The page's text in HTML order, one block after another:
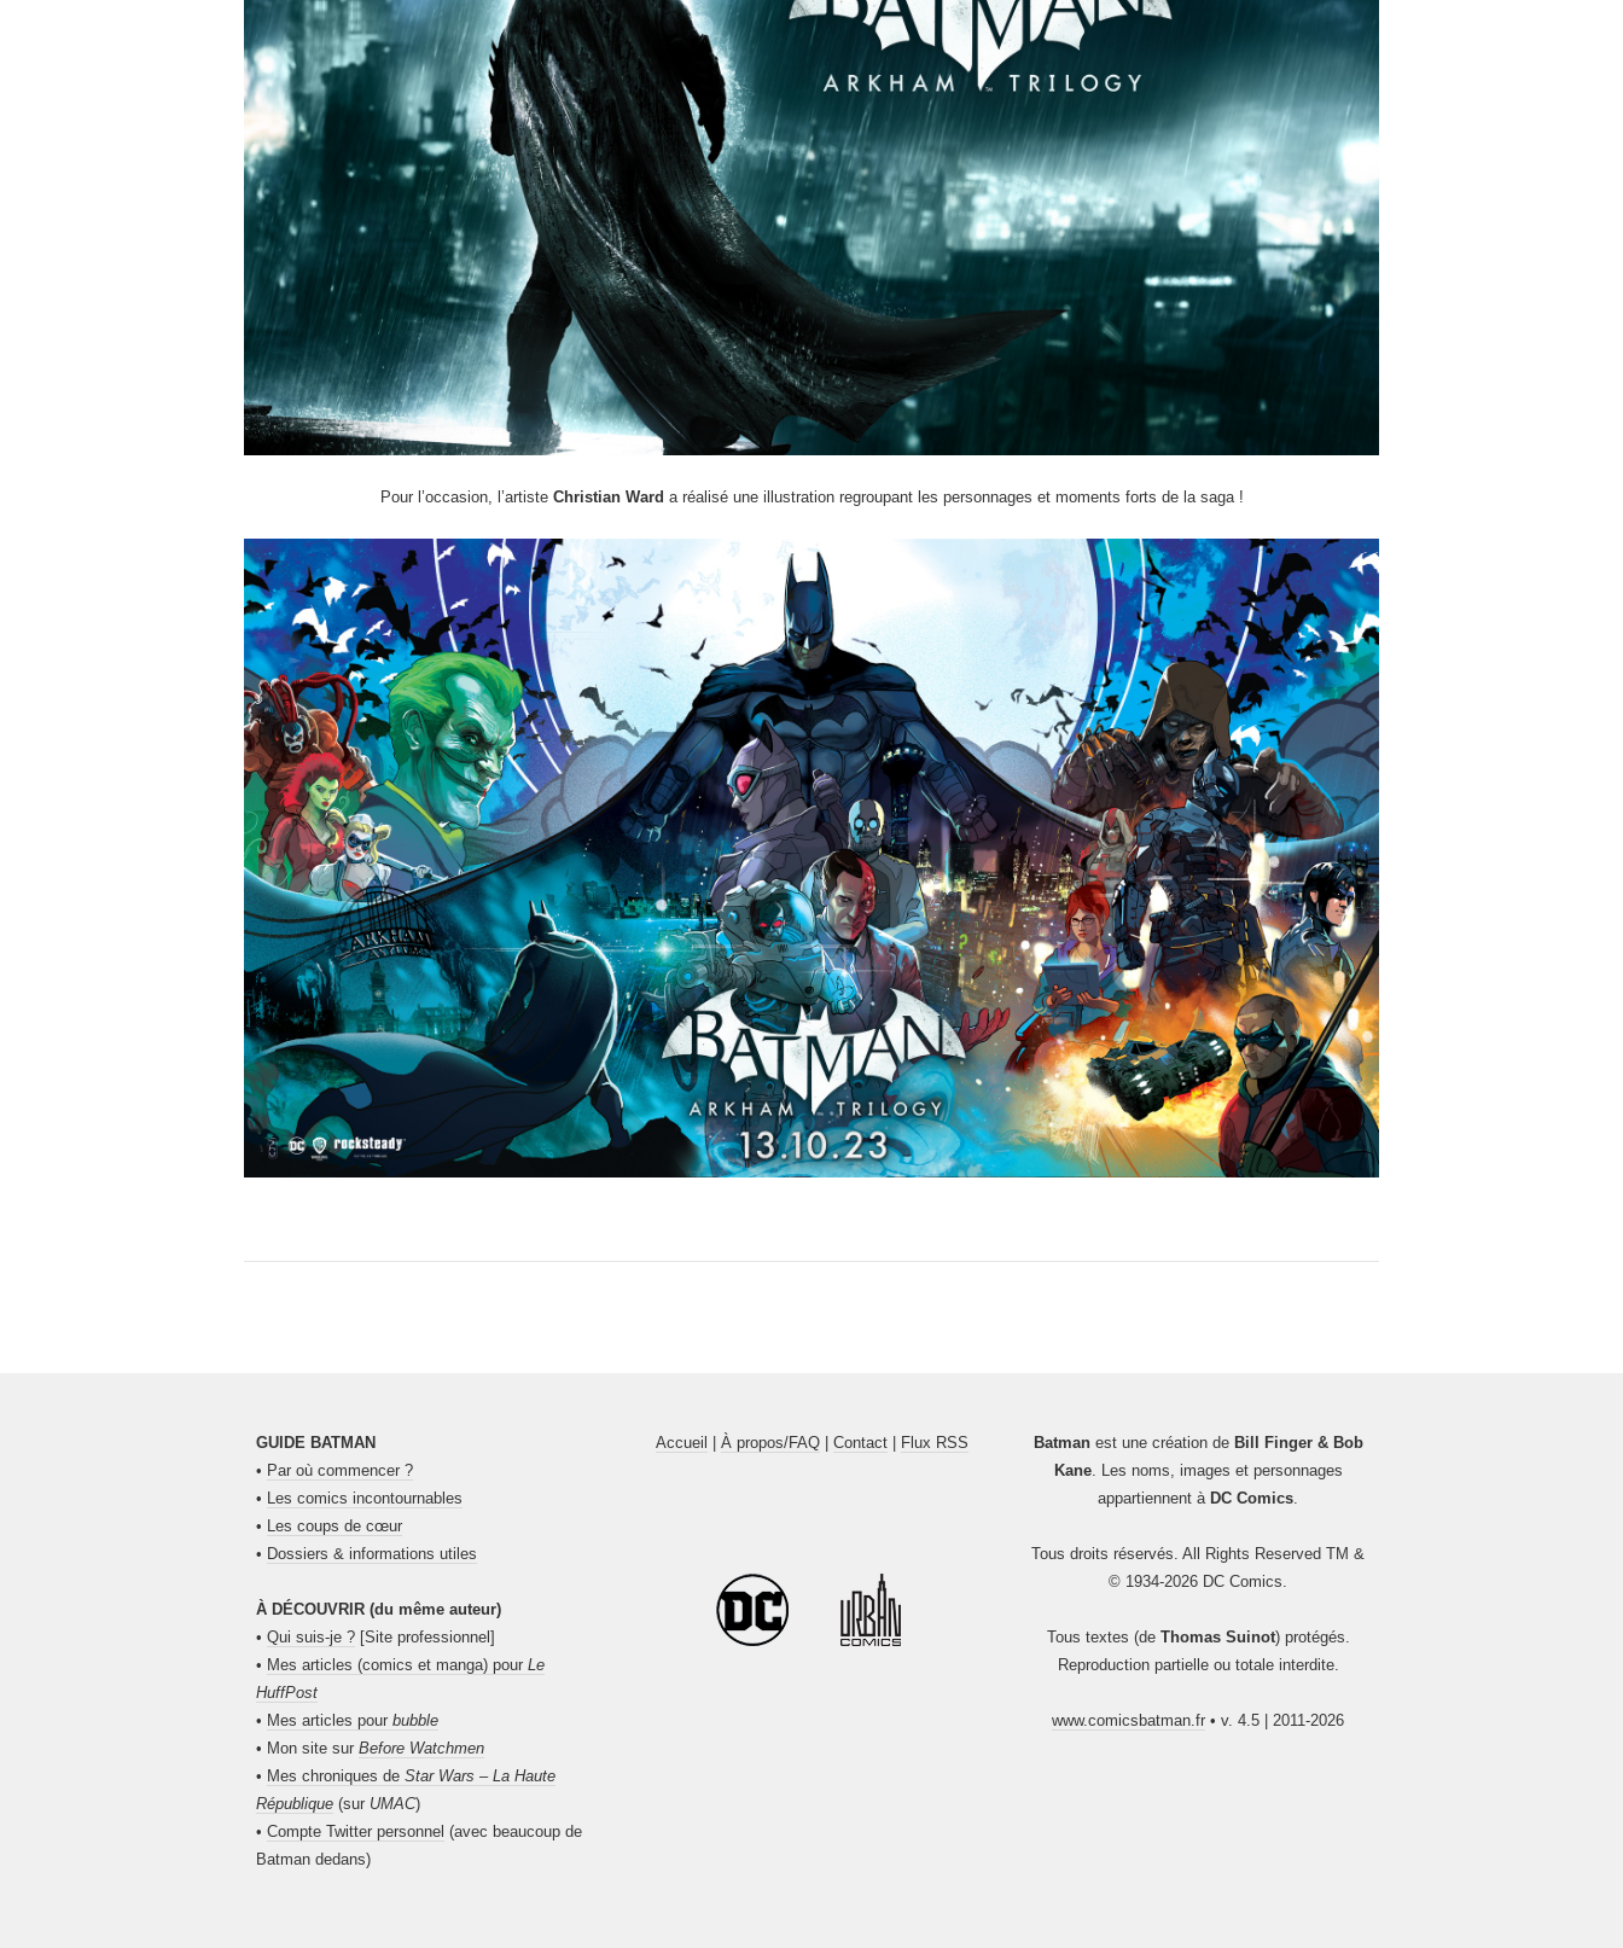
Pour l’occasion, l’artiste Christian Ward a réalisé une illustration regroupant les personnages et moments forts de la saga !
GUIDE BATMAN
• Par où commencer ?
•
Les comics incontournables
•
Les coups de cœur
• Dossiers & informations utiles
À DÉCOUVRIR (du même auteur)
• Qui suis-je ? [Site professionnel]
• Mes articles (comics et manga) pour Le
HuffPost
• Mes articles pour bubble
• Mon site sur Before Watchmen
• Mes chroniques de Star Wars – La Haute
République (sur UMAC)
• Compte Twitter personnel (avec beaucoup de
Batman dedans)
Accueil À propos/FAQ| Contact| Flux RSS Batmanest une création de Bill Finger & Bob
Kane. Les noms, images et personnages
appartiennent à DC Comics
Tous droits réservés. All Rights Reserved TM &
© 1934-2026 DC Comics.
Tous textes (de Thomas Suinot) protégés.
Reproduction partielle ou totale interdite.
www.comicsbatman.fr • v. 4.5 | 2011-2026